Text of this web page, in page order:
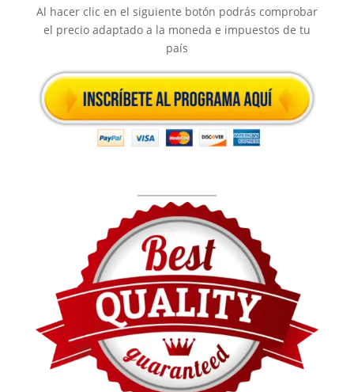
Al hacer clic en el siguiente botón podrás comprobar
el precio adaptado a la moneda e impuestos de tu
país